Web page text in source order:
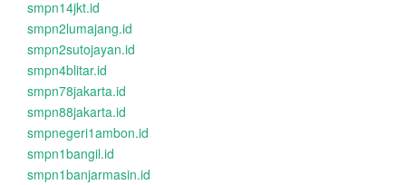
smpn14jkt.id
smpn2lumajang.id
smpn2sutojayan.id
smpn4blitar.id
smpn78jakarta.id
smpn88jakarta.id
smpnegeri1ambon.id
smpn1bangil.id
smpn1banjarmasin.id